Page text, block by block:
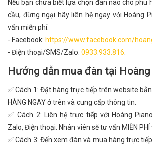
Nếu bạn chưa biết lựa chọn đàn nào cho phù
cầu, đừng ngại hãy liên hệ ngay với Hoàng
vấn miễn phí:
- Facebook: https://www.facebook.com/
- Điện thoại/SMS/Zalo: 0933.933.816
Hướng dẫn mua đàn tại
✅ Cách 1: Đặt hàng trực tiếp trên website
HÀNG NGAY ở trên và cung cấp thông tin.
✅ Cách 2: Liên hệ trực tiếp với Hoàng
Zalo, Điện thoại. Nhân viên sẽ tư vấn MIỄN
✅ Cách 3: Đến xem đàn và mua hàng trực